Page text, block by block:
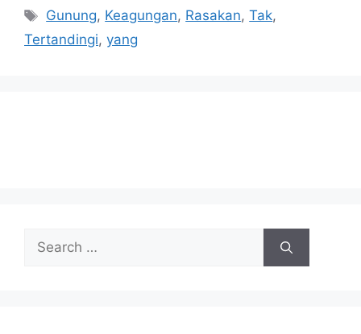
Tags
Gunung, Keagungan, Rasakan,Tak,
Tertandingi, yang
Search
for: